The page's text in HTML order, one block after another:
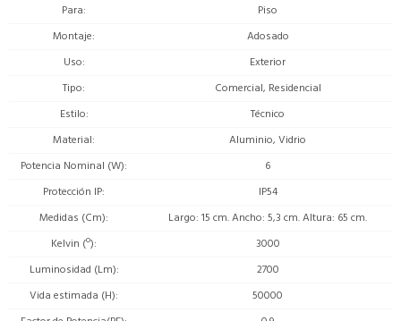
Para
Piso
Montaje
Adosado
Uso
Exterior
Tipo
Comercial, Residencial
Estilo
Técnico
Material
Aluminio, Vidrio
Potencia Nominal (W)
6
Protección IP
IP54
Medidas (Cm)
Largo: 15 cm. Ancho: 5,3 cm. Altura: 65 cm.
Kelvin (º)
3000
Luminosidad (Lm)
2700
Vida estimada (H)
50000